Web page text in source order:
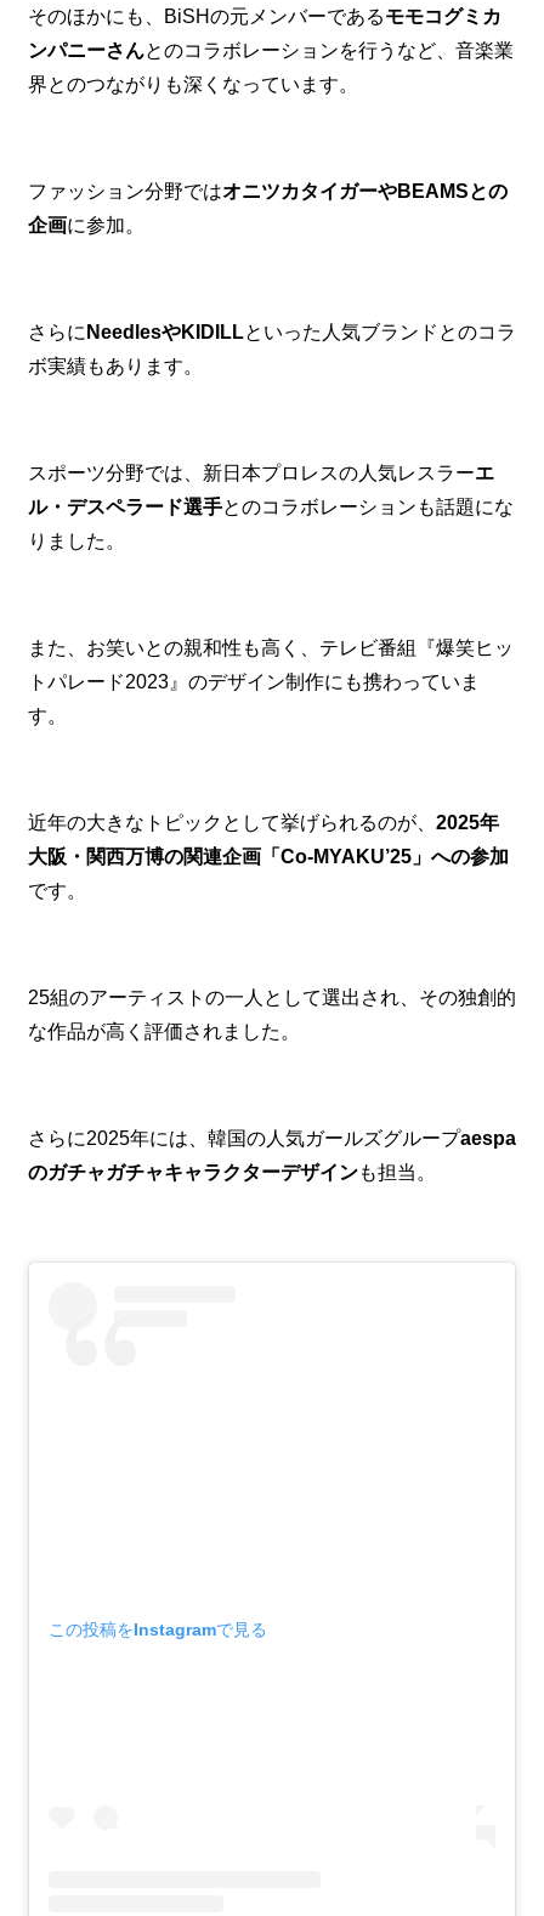
そのほかにも、BiSHの元メンバーであるモモコグミカ
ンパニーさんとのコラボレーションを行うなど、音楽業
界とのつながりも深くなっています。
ファッション分野ではオニツカタイガーやBEAMSとの
企画に参加。
さらに NeedlesやKIDILLといった人気ブランドとのコラ
ボ実績もあります。
スポーツ分野では、新日本プロレスの人気レスラーエ
ル・デスペラード選手とのコラボレーションも話題にな
りました。
また、お笑いとの親和性も高く、テレビ番組『爆笑ヒッ
トパレード2023』のデザイン制作にも携わっていま
す。
近年の大きなトピックとして挙げられるのが、 2025年
大阪・関西万博の関連企画「Co-MYAKU’25」への参加
です。
25組のアーティストの一人として選出され、その独創的
な作品が高く評価されました。
さらに2025年には、韓国の人気ガールズグループaespa
のガチャガチャキャラクターデザインも担当。
この投稿をInstagramで見る